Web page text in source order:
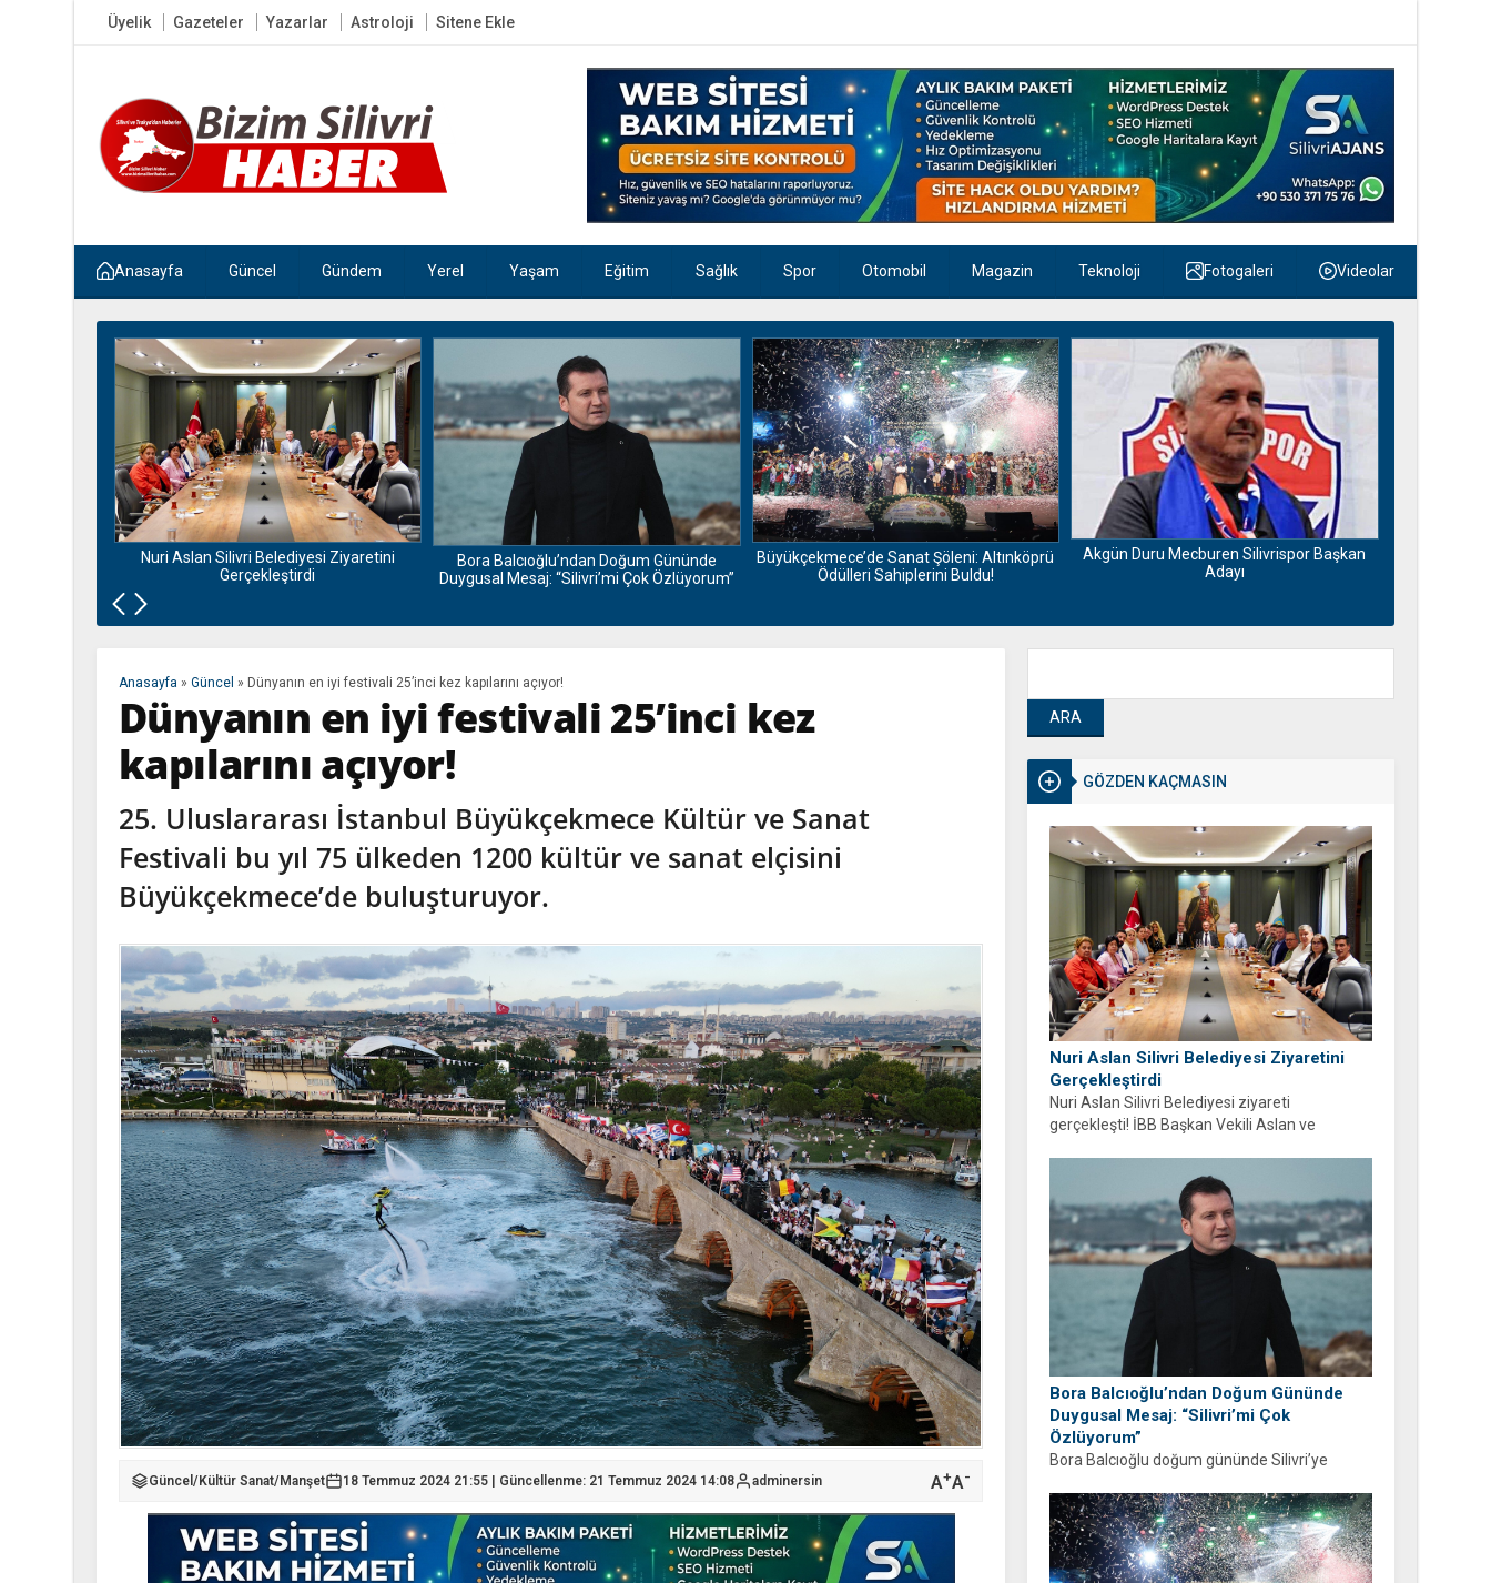
Üyelik Gazeteler Yazarlar Astroloji Sitene Ekle
Anasayfa Güncel Gündem Yerel Yaşam Eğitim Sağlık Spor Otomobil Magazin Teknoloji Fotogaleri Videolar
Nuri Aslan Silivri Belediyesi Ziyaretini
Gerçekleştirdi
Bora Balcıoğlu’ndan Doğum Gününde
Duygusal Mesaj: “Silivri’mi Çok Özlüyorum”
Büyükçekmece’de Sanat Şöleni: Altınköprü
Ödülleri Sahiplerini Buldu!
Akgün Duru Mecburen Silivrispor Başkan
Adayı
GÖZDEN KAÇMASIN
Nuri Aslan Silivri Belediyesi Ziyaretini
Gerçekleştirdi
Nuri Aslan Silivri Belediyesi ziyareti
gerçekleşti! İBB Başkan Vekili Aslan ve
Bora Balcıoğlu’ndan Doğum Gününde
Duygusal Mesaj: “Silivri’mi Çok
Özlüyorum”
Bora Balcıoğlu doğum gününde Silivri’ye
ayrıyım” diyen Balcıoğlu, bir sonraki doğum
gününü ailesi ve hemşehrileriyle birlikte
geçirmeyi diledi.
Anasayfa » Güncel » Dünyanın en iyi festivali 25’inci kez kapılarını açıyor!
Dünyanın en iyi festivali 25’inci kez
kapılarını açıyor!
25. Uluslararası İstanbul Büyükçekmece Kültür ve Sanat
Festivali bu yıl 75 ülkeden 1200 kültür ve sanat elçisini
Büyükçekmece’de buluşturuyor.
Güncel /Kültür Sanat/Manşet 18 Temmuz 2024 21:55 | Güncellenme: 21 Temmuz 2024 14:08 adminersin A+A-